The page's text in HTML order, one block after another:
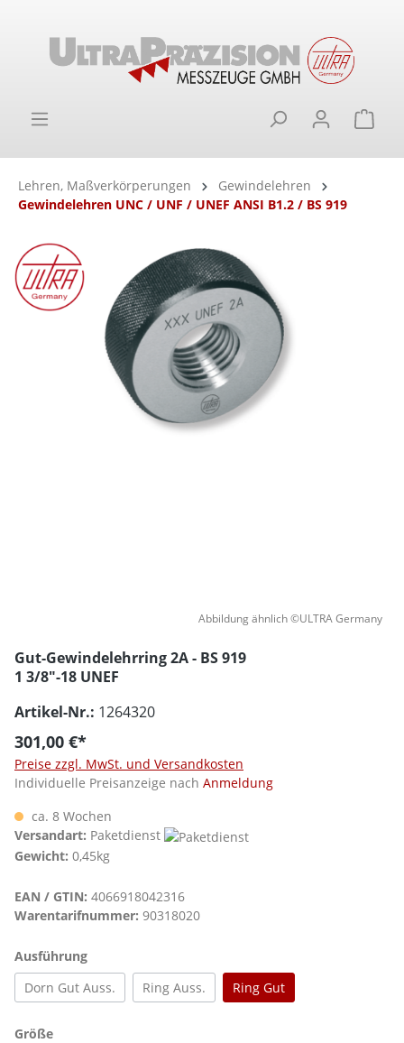
Lehren, Maßverkörperungen
Gewindelehren
Gewindelehren UNC / UNF / UNEF ANSI B1.2 / BS 919
Bildergalerie überspringen
Abbildung ähnlich ©ULTRA Germany
Gut-Gewindelehrring 2A - BS 919
1 3/8"-18 UNEF
Artikel-Nr.: 1264320
301,00 €*
Preise zzgl. MwSt. und Versandkosten
Individuelle Preisanzeige nach Anmeldung
ca. 8 Wochen
Versandart: Paketdienst
Gewicht: 0,45kg
EAN / GTIN: 4066918042316
Warentarifnummer: 90318020
Ausführungauswählen
Dorn Gut Auss.
Ring Auss. Ring Gut
Größeauswählen